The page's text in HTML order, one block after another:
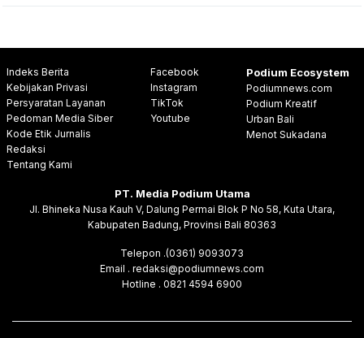
Indeks Berita
Kebijakan Privasi
Persyaratan Layanan
Pedoman Media Siber
Kode Etik Jurnalis
Redaksi
Tentang Kami
Facebook
Instagram
TikTok
Youtube
Podium Ecosystem
Podiumnews.com
Podium Kreatif
Urban Bali
Menot Sukadana
PT. Media Podium Utama
Jl. Bhineka Nusa Kauh V, Dalung Permai Blok P No 58, Kuta Utara,
Kabupaten Badung, Provinsi Bali 80363
Telepon .(0361) 9093073
Email . redaksi@podiumnews.com
Hotline . 0821 4594 6900